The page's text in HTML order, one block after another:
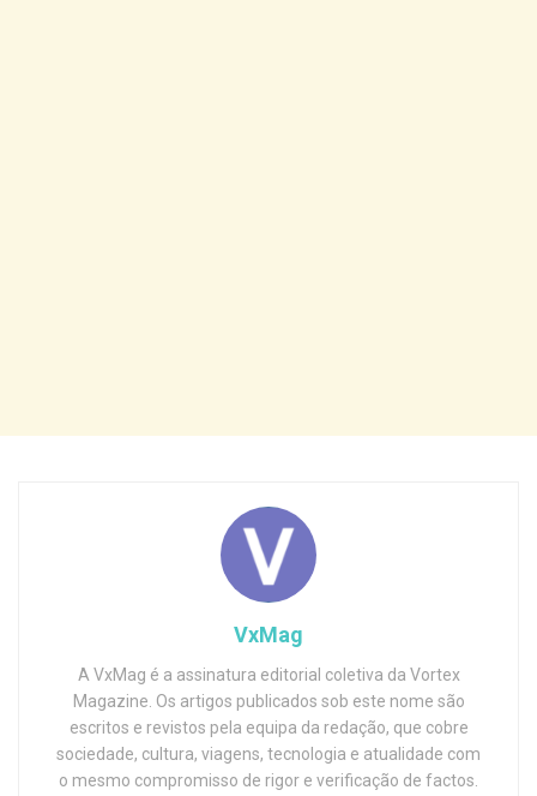
VxMag
A VxMag é a assinatura editorial coletiva da Vortex
Magazine. Os artigos publicados sob este nome são
escritos e revistos pela equipa da redação, que cobre
sociedade, cultura, viagens, tecnologia e atualidade com
o mesmo compromisso de rigor e verificação de factos.